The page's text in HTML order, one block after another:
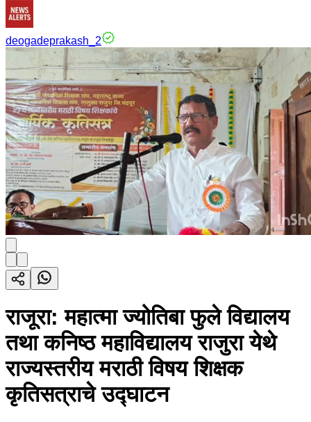
deogadeprakash_2
राजूरा: महात्मा ज्योतिबा फुले विद्यालय
तथा कनिष्ठ महाविद्यालय राजुरा येथे
राज्यस्तरीय मराठी विषय शिक्षक
कृतिसत्राचे उद्घाटन